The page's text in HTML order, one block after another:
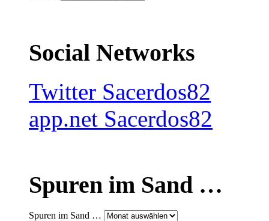
Social Networks
Twitter Sacerdos82
app.net Sacerdos82
Spuren im Sand …
Spuren im Sand …